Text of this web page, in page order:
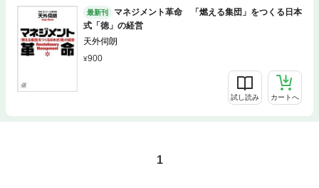
最新刊
マネジメント革命 「燃える集団」をつくる日本
式「徳」の経営
天外伺朗
900
試し読み カートへ
1